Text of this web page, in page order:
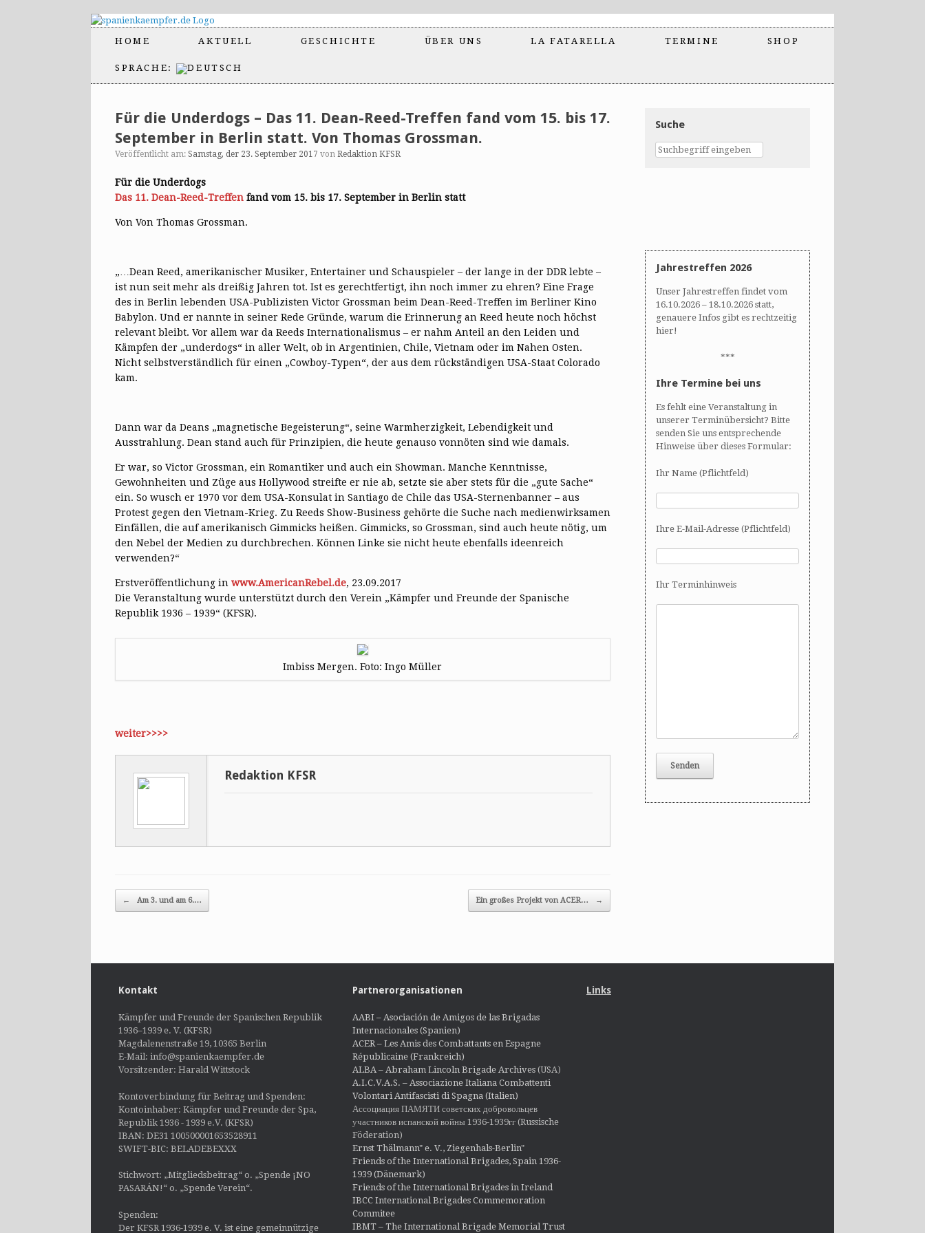
HOME AKTUELL GESCHICHTE ÜBER UNS LA FATARELLA TERMINE SHOP
SPRACHE:
Für die Underdogs – Das 11. Dean-Reed-Treffen fand vom 15. bis 17.
September in Berlin statt. Von Thomas Grossman.
Veröffentlicht am: Samstag, der 23. September 2017 von Redaktion KFSR
Für die Underdogs
Das 11. Dean-Reed-Treffen fand vom 15. bis 17. September in Berlin statt
Von Von Thomas Grossman.
„…Dean Reed, amerikanischer Musiker, Entertainer und Schauspieler – der lange in der DDR lebte –
ist nun seit mehr als dreißig Jahren tot. Ist es gerechtfertigt, ihn noch immer zu ehren? Eine Frage
des in Berlin lebenden USA-Publizisten Victor Grossman beim Dean-Reed-Treffen im Berliner Kino
Babylon. Und er nannte in seiner Rede Gründe, warum die Erinnerung an Reed heute noch höchst
relevant bleibt. Vor allem war da Reeds Internationalismus – er nahm Anteil an den Leiden und
Kämpfen der „underdogs“ in aller Welt, ob in Argentinien, Chile, Vietnam oder im Nahen Osten.
Nicht selbstverständlich für einen „Cowboy-Typen“, der aus dem rückständigen USA-Staat Colorado
kam.
Dann war da Deans „magnetische Begeisterung“, seine Warmherzigkeit, Lebendigkeit und
Ausstrahlung. Dean stand auch für Prinzipien, die heute genauso vonnöten sind wie damals.
Er war, so Victor Grossman, ein Romantiker und auch ein Showman. Manche Kenntnisse,
Gewohnheiten und Züge aus Hollywood streifte er nie ab, setzte sie aber stets für die „gute Sache“
ein. So wusch er 1970 vor dem USA-Konsulat in Santiago de Chile das USA-Sternenbanner – aus
Protest gegen den Vietnam-Krieg. Zu Reeds Show-Business gehörte die Suche nach medienwirksamen
Einfällen, die auf amerikanisch Gimmicks heißen. Gimmicks, so Grossman, sind auch heute nötig, um
den Nebel der Medien zu durchbrechen. Können Linke sie nicht heute ebenfalls ideenreich
verwenden?“
Erstveröffentlichung in www.AmericanRebel.de, 23.09.2017
Die Veranstaltung wurde unterstützt durch den Verein „Kämpfer und Freunde der Spanische
Republik 1936 – 1939“ (KFSR).
Imbiss Mergen. Foto: Ingo Müller
weiter>>>>
Redaktion KFSR
Post navigation
← Am 3. und am 6.… Ein großes Projekt von ACER… →
Suche
Jahrestreffen 2026
Unser Jahrestreffen findet vom
16.10.2026 – 18.10.2026 statt,
genauere Infos gibt es rechtzeitig
hier!
***
Ihre Termine bei uns
Es fehlt eine Veranstaltung in
unserer Terminübersicht? Bitte
senden Sie uns entsprechende
Hinweise über dieses Formular:
Ihr Name (Pflichtfeld)
Ihre E-Mail-Adresse (Pflichtfeld)
Ihr Terminhinweis
Kontakt
Kämpfer und Freunde der Spanischen Republik
1936–1939 e. V. (KFSR)
Magdalenenstraße 19, 10365 Berlin
E-Mail: info@spanienkaempfer.de
Vorsitzender: Harald Wittstock
Kontoverbindung für Beitrag und Spenden:
Kontoinhaber: Kämpfer und Freunde der Spa,
Republik 1936 - 1939 e.V. (KFSR)
IBAN: DE31 100500001653528911
SWIFT-BIC: BELADEBEXXX
Stichwort: „Mitgliedsbeitrag“ o. „Spende ¡NO
PASARÁN!“ o. „Spende Verein“.
Spenden:
Der KFSR 1936-1939 e. V. ist eine gemeinnützige
Partnerorganisationen
AABI – Asociación de Amigos de las Brigadas
Internacionales (Spanien)
ACER – Les Amis des Combattants en Espagne
Républicaine (Frankreich)
ALBA – Abraham Lincoln Brigade Archives(USA)
A.I.C.V.A.S. – Associazione Italiana Combattenti
Volontari Antifascisti di Spagna (Italien)
Ассоциация ПАМЯТИ советских добровольцев
участников испанской войны 1936-1939гг (Russische
Föderation)
Ernst Thälmann" e. V., Ziegenhals-Berlin"
Friends of the International Brigades, Spain 1936-
1939 (Dänemark)
Friends of the International Brigades in Ireland
IBCC International Brigades Commemoration
Commitee
IBMT – The International Brigade Memorial Trust
Links